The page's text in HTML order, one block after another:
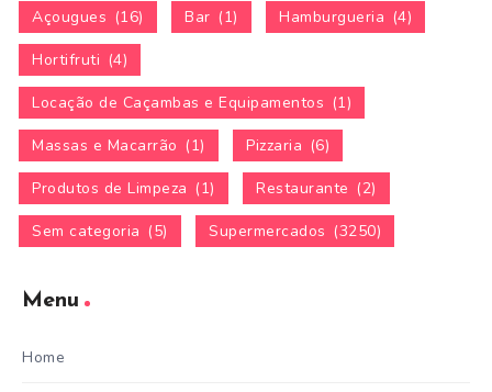
Açougues (16) Bar (1) Hamburgueria (4)
Hortifruti (4)
Locação de Caçambas e Equipamentos (1)
Massas e Macarrão (1) Pizzaria (6)
Produtos de Limpeza (1) Restaurante (2)
Sem categoria (5) Supermercados (3250)
Menu
Home